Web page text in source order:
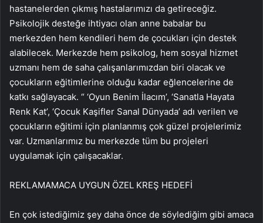
hastanelerden çıkmış hastalarımızı da getireceğiz.
Psikolojik desteğe ihtiyacı olan anne babalar bu
merkezden hem kendileri hem de çocukları için destek
alabilecek. Merkezde hem psikolog, hem sosyal hizmet
uzmanı hem de saha çalışanlarımızdan biri olacak ve
çocukların eğitimlerine olduğu kadar eğlencelerine de
katkı sağlayacak. “ ‘Oyun Benim İlacım’, ‘Sanatla Hayata
Renk Kat’, ‘Çocuk Kaşifler Sanal Dünyada’ adı verilen ve
çocukların eğitimi için planlanmış çok güzel projelerimiz
var. Uzmanlarımız bu merkezde tüm bu projeleri
uygulamak için çalışacaklar.
REKLAMAMACA UYGUN ÖZEL KREŞ HEDEFİ
En çok istediğimiz şey daha önce de söylediğim gibi amaca